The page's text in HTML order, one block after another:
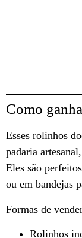
Como
Esses rolinhos
padaria
Eles são
ou em bandejas
Formas de
Rolinhos